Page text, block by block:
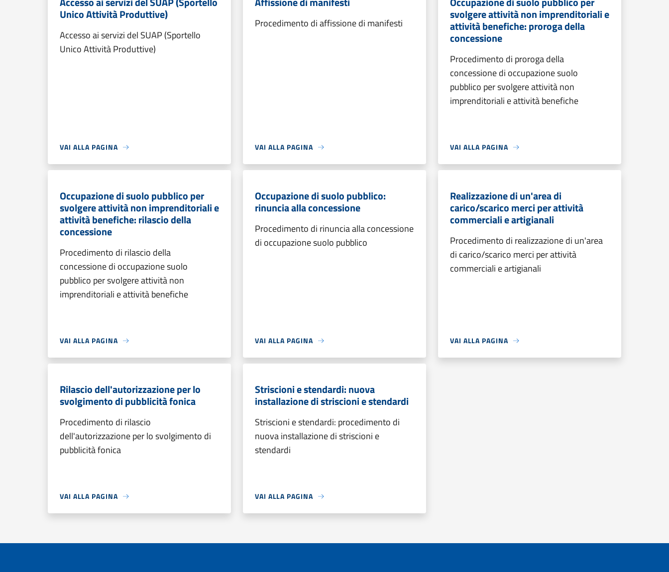
Unico Attività Produttive)
Accesso ai servizi del SUAP (Sportello
Unico Attività Produttive)
VAI ALLA PAGINA
Procedimento di affissione di manifesti
VAI ALLA PAGINA
svolgere attività non imprenditoriali e
attività benefiche: proroga della
concessione
Procedimento di proroga della
concessione di occupazione suolo
pubblico per svolgere attività non
imprenditoriali e attività benefiche
VAI ALLA PAGINA
Occupazione di suolo pubblico per
svolgere attività non imprenditoriali e
attività benefiche: rilascio della
concessione
Procedimento di rilascio della
concessione di occupazione suolo
pubblico per svolgere attività non
imprenditoriali e attività benefiche
VAI ALLA PAGINA
Occupazione di suolo pubblico:
rinuncia alla concessione
Procedimento di rinuncia alla concessione
di occupazione suolo pubblico
VAI ALLA PAGINA
Realizzazione di un'area di
carico/scarico merci per attività
commerciali e artigianali
Procedimento di realizzazione di un'area
di carico/scarico merci per attività
commerciali e artigianali
VAI ALLA PAGINA
Rilascio dell'autorizzazione per lo
svolgimento di pubblicità fonica
Procedimento di rilascio
dell'autorizzazione per lo svolgimento di
pubblicità fonica
VAI ALLA PAGINA
Striscioni e stendardi: nuova
installazione di striscioni e stendardi
Striscioni e stendardi: procedimento di
nuova installazione di striscioni e
stendardi
VAI ALLA PAGINA